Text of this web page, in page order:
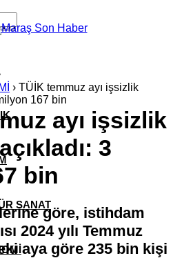
SANAT
› TÜİK temmuz ayı işsizlik
167 bin
ayı işsizlik
3
bin
göre, istihdam
2024 yılı Temmuz
aya göre 235 bin kişi